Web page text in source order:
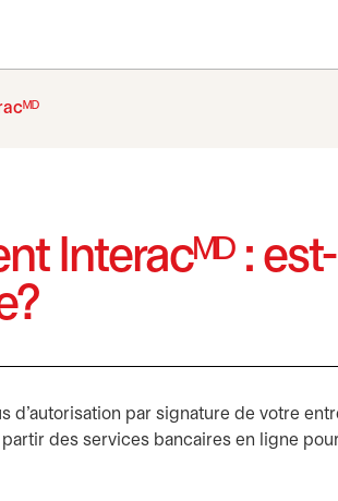
Interacᴹᴰ :
d’autorisation par signature de votre
partir des services bancaires en ligne